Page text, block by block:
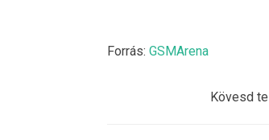
Forrás: GSMArena
Kövesd